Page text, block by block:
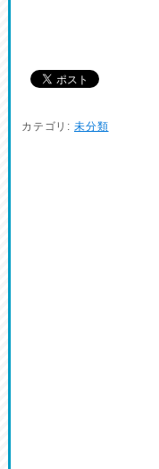
カテゴリ: 未分類